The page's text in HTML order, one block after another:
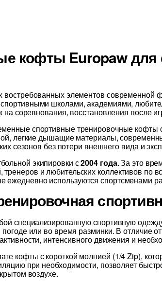
кофты Europaw
элементов современной
школами, академиями,
соревнования, восстановления после
спортивные тренировочные кофты
легкие дышащие материалы,
сезонов без потери внешнего вида и
экипировки с2004 года. За это
и любительских коллективов по
ежедневно используются спортсменами
специализированную спортивную
или во время разминки. В отличие
интенсивного движения и
кофты с короткой молнией (1/4 Zip),
при необходимости, позволяет
воздухе.